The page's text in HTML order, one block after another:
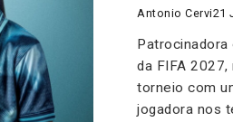
Antonio Cervi21
Patrocinadora
da FIFA
torneio com
jogadora nos